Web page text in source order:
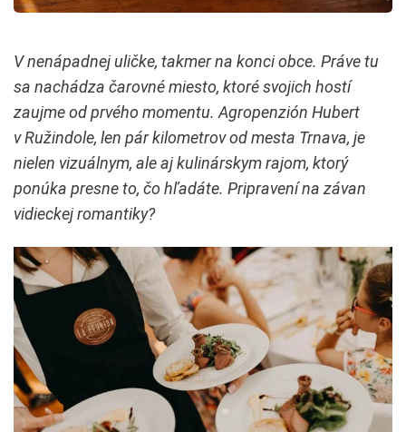
V nenápadnej uličke, takmer na konci obce. Práve tu
sa nachádza čarovné miesto, ktoré svojich hostí
zaujme od prvého momentu. Agropenzión Hubert
v Ružindole, len pár kilometrov od mesta Trnava, je
nielen vizuálnym, ale aj kulinárskym rajom, ktorý
ponúka presne to, čo hľadáte. Pripravení na závan
vidieckej romantiky?